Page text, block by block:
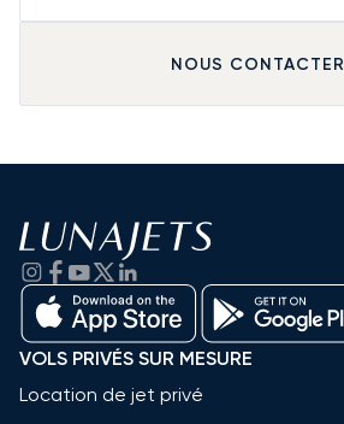
NOUS CONTACTER
VOLS PRIVÉS SUR MESURE
Location de jet privé